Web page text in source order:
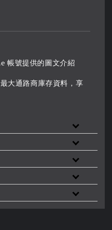
帳號提供的圖文介紹
大通路商庫存資料，享